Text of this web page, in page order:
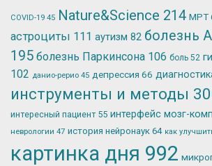
COVID-19 45 Nature&Science 214 МРТ
астроциты 111 аутизм 82 болезнь
195 болезнь Паркинсона 106 боль 52
102 данио-рерио 45 депрессия 66
инструменты и методы
интересный пациент 55 интерфейс мозг-
неврологии 47 история нейронаук 64 как
картинка дня 992